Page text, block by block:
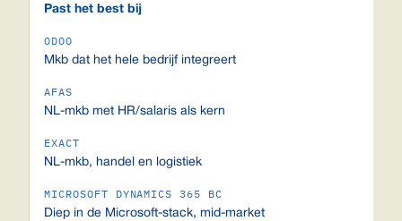
Past het best bij
Mkb dat het hele bedrijf integreert
NL-mkb met HR/salaris als kern
NL-mkb, handel en logistiek
Diep in de Microsoft-stack, mid-market